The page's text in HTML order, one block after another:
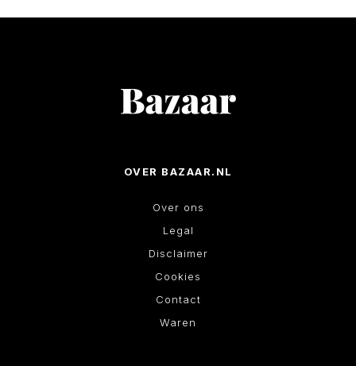
OVER BAZAAR.NL
Over ons
Legal
Disclaimer
Cookies
Contact
Waren